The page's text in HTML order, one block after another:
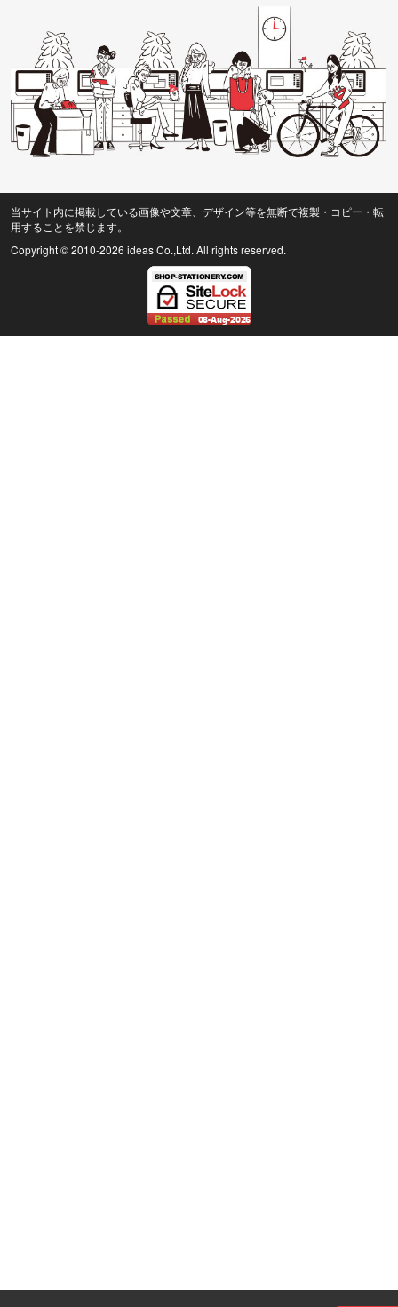
当サイト内に掲載している画像や文章、デザイン等を無断で複製・コピー・転
用することを禁じます。
Copyright © 2010-2026 ideas Co.,Ltd. All rights reserved.